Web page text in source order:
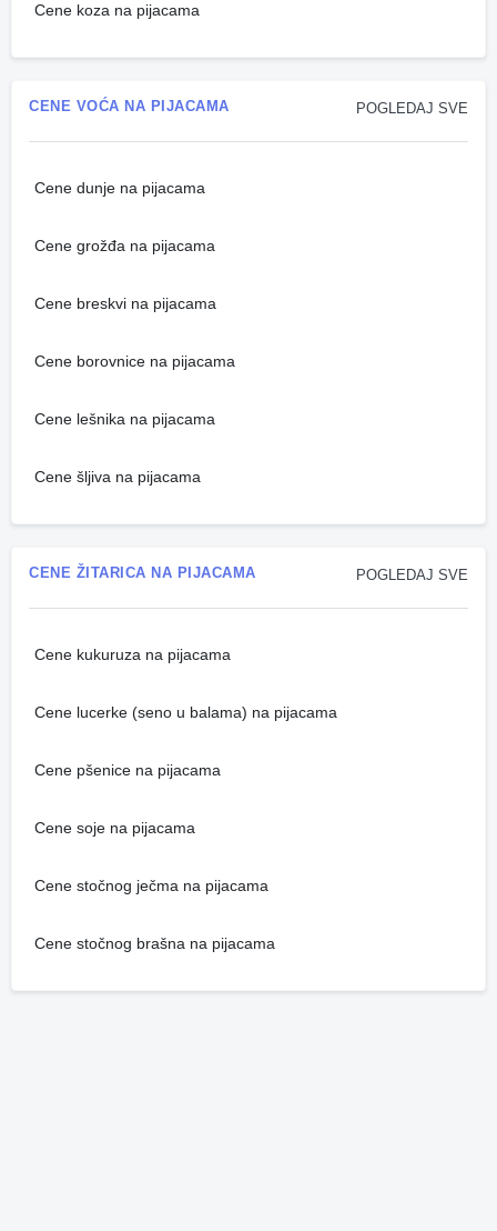
Cene koza na pijacama
POGLEDAJ SVE
CENE VOĆA NA PIJACAMA
Cene dunje na pijacama
Cene grožđa na pijacama
Cene breskvi na pijacama
Cene borovnice na pijacama
Cene lešnika na pijacama
Cene šljiva na pijacama
POGLEDAJ SVE
CENE ŽITARICA NA PIJACAMA
Cene kukuruza na pijacama
Cene lucerke (seno u balama) na pijacama
Cene pšenice na pijacama
Cene soje na pijacama
Cene stočnog ječma na pijacama
Cene stočnog brašna na pijacama